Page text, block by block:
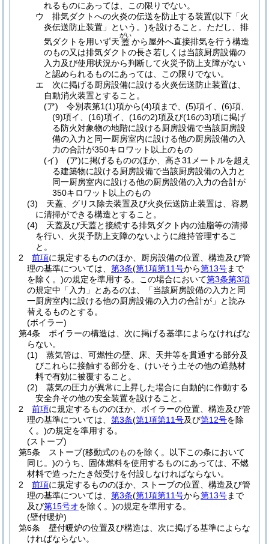
れるものにあっては、この限りでない。
ウ
排気ダクトへの火炎の伝送を防止する装置(以下「火
炎伝送防止装置」という。)を設けること。 ただし、排
気ダクトを用いず天 蓋
がい
から屋外へ直接排気を行う構造
のもの又は排気ダクトの長さ若しくは当該厨房設備の
入力及び使用状況から判断して火災予防上支障がない
と認められるものにあっては、この限りでない。
エ
次に掲げる厨房設備に設ける火炎伝送防止装置は、
自動消火装置とすること。
(ア)
令別表第1(1)項から(4)項まで、(5)項イ、(6)項、
(9)項イ、(16)項イ、(16の2)項及び(16の3)項に掲げ
る防火対象物の地階に設ける厨房設備で当該厨房設
備の入力と同一厨房室内に設ける他の厨房設備の入
力の合計が350キロワット以上のもの
(イ)
(ア)に掲げるもののほか、高さ31メートルを超え
る建築物に設ける厨房設備で当該厨房設備の入力と
同一厨房室内に設ける他の厨房設備の入力の合計が
350キロワット以上のもの
(3)
天蓋、グリス除去装置及び火炎伝送防止装置は、容易
に清掃ができる構造とすること。
(4)
天蓋及び天蓋と接続する排気ダクト内の油脂等の清掃
を行い、火災予防上支障のないように維持管理するこ
と。
2
前項に規定するもののほか、厨房設備の位置、構造及び管
理の基準については、 第3条(第1項第11号から第13号まで
を除く。)の規定を準用する。 この場合において第3条第3項
の規定中「入力」とあるのは、「当該厨房設備の入力と同
一厨房室内に設ける他の厨房設備の入力の合計が」と読み
替えるものとする。
(ボイラー)
第4条
ボイラーの構造は、次に掲げる基準によらなければな
らない。
(1)
蒸気管は、可燃性の壁、床、天井等を貫通する部分及
びこれらに接触する部分を、けいそう土その他の遮熱材
料で有効に被覆すること。
(2)
蒸気の圧力が異常に上昇した場合に自動的に作動する
安全弁その他の安全装置を設けること。
2
前項に規定するもののほか、ボイラーの位置、構造及び管
理の基準については、 第3条(第1項第11号及び第12号を除
く。)の規定を準用する。
(ストーブ)
第5条
ストーブ(移動式のものを除く。以下この条において
同じ。)のうち、固体燃料を使用するものにあっては、不燃
材料で造ったたき殻受けを付設しなければならない。
2
前項に規定するもののほか、ストーブの位置、構造及び管
理の基準については、 第3条(第1項第11号から第13号まで
及び第15号オを除く。)の規定を準用する。
(壁付暖炉)
第6条
壁付暖炉の位置及び構造は、次に掲げる基準によらな
ければならない。